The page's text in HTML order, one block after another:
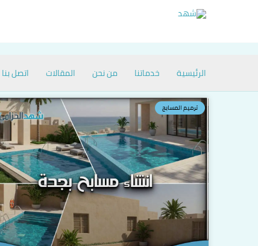
الرئيسية خدماتنا من نحن المقالات اتصل بنا
ترميم المسابح